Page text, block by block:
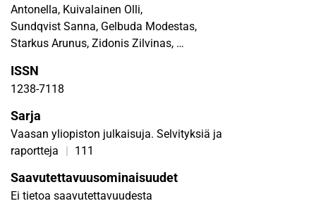
Antonella, Kuivalainen Olli,
Sundqvist Sanna, Gelbuda Modestas,
Starkus Arunus, Zidonis Zilvinas,
Zofia, Vissak Tiia
ISSN
1238-7118
Sarja
Vaasan yliopiston julkaisuja. Selvityksiä ja
raportteja
| 111
Saavutettavuusominaisuudet
Ei tietoa saavutettavuudesta